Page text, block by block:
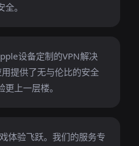
。
设备定制的VPN解决
提供了无与伦比的安全
上一层楼。
体验飞跃。我们的服务专